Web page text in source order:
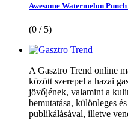
Awesome Watermelon
(0 / 5)
A Gasztro Trend online
között szerepel a hazai
jövőjének, valamint a
bemutatása, különleges
publikálásával, illetve